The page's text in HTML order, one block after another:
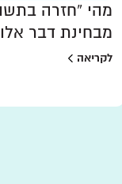
מהי “חזרה
מבחינת דבר
לקריאה